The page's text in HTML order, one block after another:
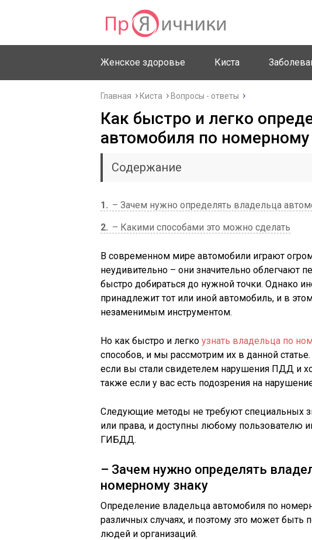
Женское здоровье Киста
Главная Киста Вопросы - ответы
Как быстро и легко
автомобиля по номерному
Содержание
1
– Зачем нужно определять владельца
2
– Какими способами это можно сделать
В современном мире автомобили играют
неудивительно – они значительно облегчают
быстро добираться до нужной точки. Однако
принадлежит тот или иной автомобиль, и в
незаменимым инструментом.
Но как быстро и легко узнать владельца по
способов, и мы рассмотрим их в данной
если вы стали свидетелем нарушения ПДД и
также если у вас есть подозрения на
Следующие методы не требуют специальных
или права, и доступны любому пользователю
ГИБДД.
– Зачем нужно определять
номерному знаку
Определение владельца автомобиля по
различных случаях, и поэтому это может
людей и организаций.